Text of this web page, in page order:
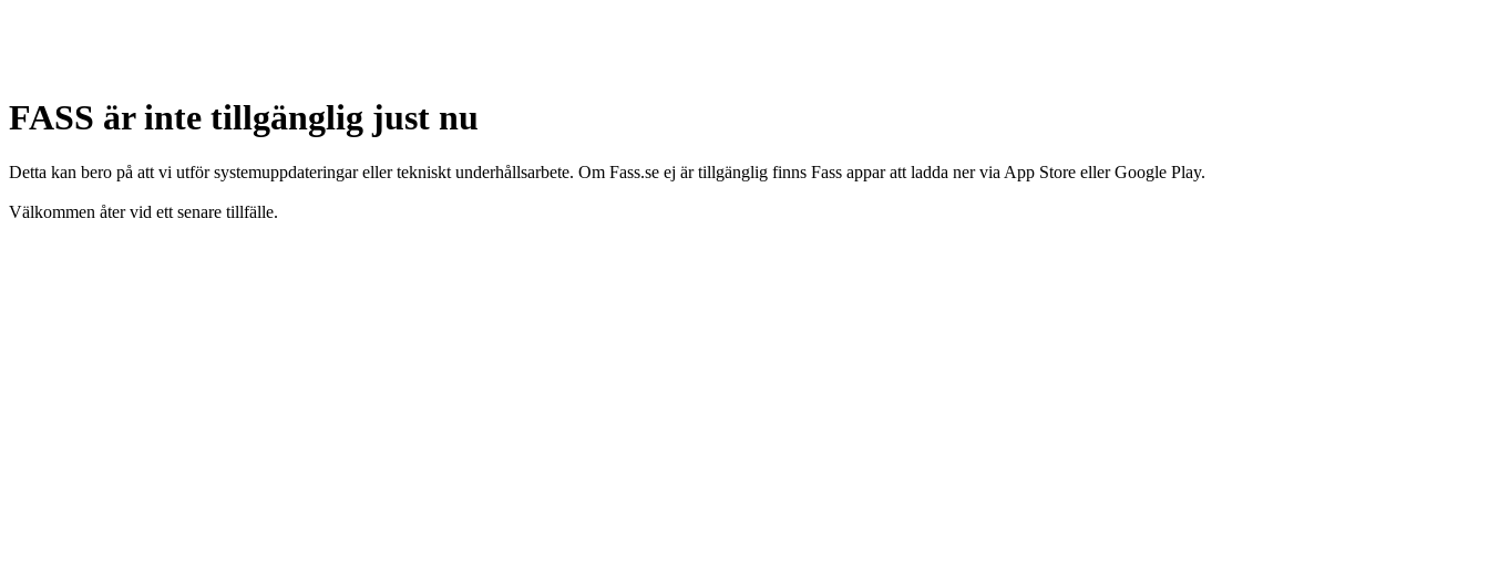
FASS är inte tillgänglig just nu
Detta kan bero på att vi utför systemuppdateringar eller tekniskt underhållsarbete. Om Fass.se ej är tillgänglig finns Fass appar att ladda ner via App Store eller Google Play.
Välkommen åter vid ett senare tillfälle.